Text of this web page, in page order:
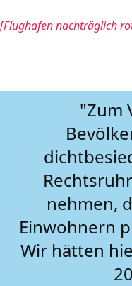
[Flughafen nachträglich
"Zum
nehmen,
Einwohnern
Wir hätten